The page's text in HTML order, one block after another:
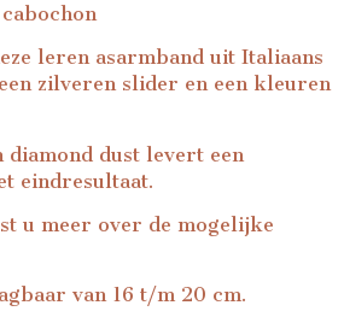
leren asarmband uit Italiaans
zilveren slider en een kleuren
diamond dust levert een
eindresultaat.
u meer over de mogelijke
van 16 t/m 20 cm.